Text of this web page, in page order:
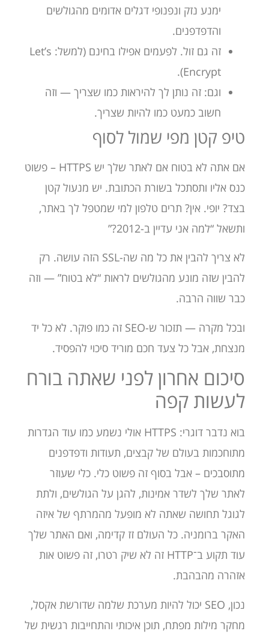
ימנע נזק ונפנופי דגלים אדומים מהגולשים
והדפדפנים.
זה גם זול. לפעמים אפילו בחינם (למשל: Let’s
Encrypt).
וגם: זה נותן לך להיראות כמו שצריך — וזה
חשוב כמעט כמו להיות שצריך.
טיפ קטן מפי שמול לסוף
אם אתה לא בטוח אם לאתר שלך יש HTTPS – פשוט
כנס אליו ותסתכל בשורת הכתובת. יש מנעול קטן
בצד? יופי. אין? תרים טלפון למי שמטפל לך באתר,
ותשאל “למה אני עדיין ב-2012?”
לא צריך להבין את כל מה שה-SSL הזה עושה. רק
להבין שזה מונע מהגולשים לראות “לא בטוח” — וזה
כבר שווה הרבה.
ובכל מקרה — תזכור ש-SEO זה כמו פוקר. לא כל יד
מנצחת, אבל כל צעד חכם מוריד סיכוי להפסיד.
סיכום אחרון לפני שאתה בורח
לעשות קפה
בוא נדבר דוגרי: HTTPS אולי נשמע כמו עוד הגדרות
מתוחכמות בעולם של קבצים, תעודות ודפדפנים
מתוסבכים – אבל בסוף זה פשוט כלי. כלי שעוזר
לאתר שלך לשדר אמינות, להגן על הגולשים, ולתת
לגוגל תחושה שאתה לא מופעל מהמרתף של איזה
האקר ברומניה. כל העולם זז קדימה, ואם האתר שלך
עוד תקוע ב־HTTP זה לא שיק רטרו, זה פשוט אות
אזהרה מהבהבת.
נכון, SEO יכול להיות מערכת שלמה שדורשת אקסל,
מחקר מילות מפתח, תוכן איכותי והתחייבות רגשית של